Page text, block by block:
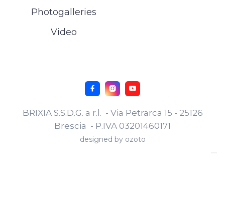
Photogalleries
Video
BRIXIA S.S.D.G. a r.l. - Via Petrarca 15 - 25126
Brescia - P.IVA 03201460171
designed by ozoto
  